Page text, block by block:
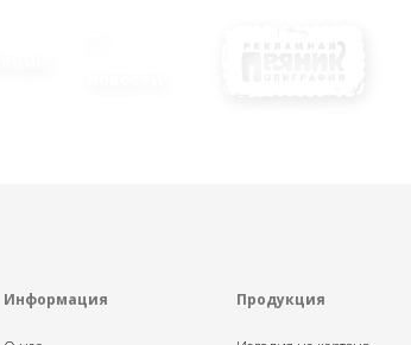
Информация Продукция